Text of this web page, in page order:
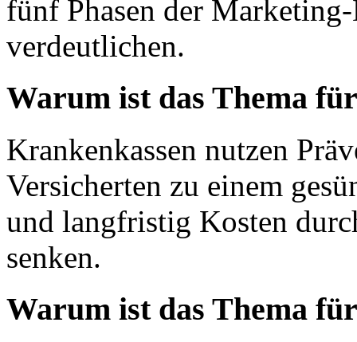
fünf Phasen der
verdeutlichen.
Warum ist das Thema
Krankenkassen nutzen
Versicherten zu einem
und langfristig Kosten
senken.
Warum ist das Thema